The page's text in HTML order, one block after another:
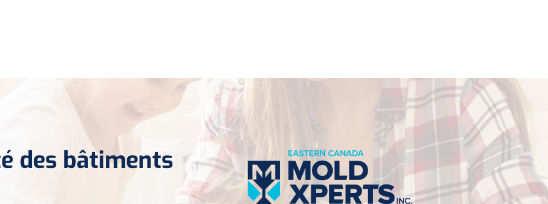
des bâtiments